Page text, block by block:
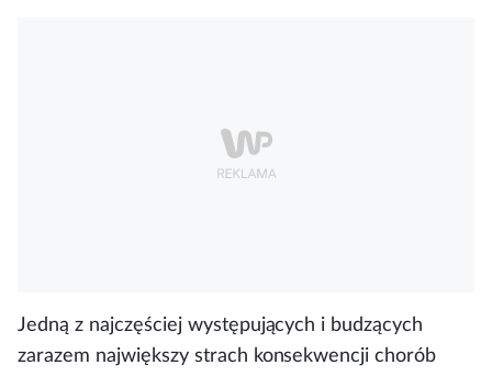
Jedną z najczęściej występujących i budzących
zarazem największy strach konsekwencji chorób